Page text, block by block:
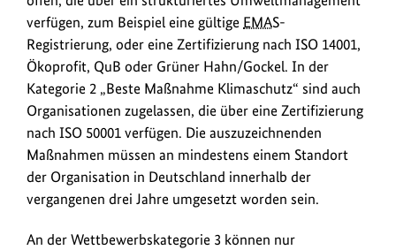
verfügen, zum Beispiel eine gültige EMAS-
Registrierung, oder eine Zertifizierung nach ISO 14001,
Ökoprofit, QuB oder Grüner Hahn/Gockel. In der
Kategorie 2 „Beste Maßnahme Klimaschutz“ sind auch
Organisationen zugelassen, die über eine Zertifizierung
nach ISO 50001 verfügen. Die auszuzeichnenden
Maßnahmen müssen an mindestens einem Standort
der Organisation in Deutschland innerhalb der
vergangenen drei Jahre umgesetzt worden sein.
An der Wettbewerbskategorie 3 können nur